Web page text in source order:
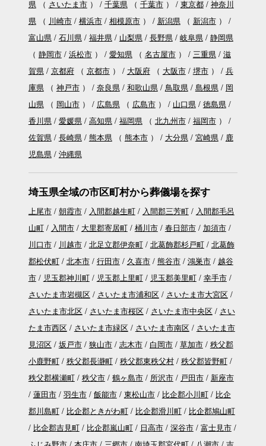
県（ さいたま市） 千葉県（ 千葉市） 東京都
神奈川
県（ 川崎市 横浜市 相模原市） 新潟県（ 新潟市）
富山県
石川県 福井県 山梨県 長野県 岐阜県
静岡県
（ 静岡市 浜松市） 愛知県（ 名古屋市） 三重県
滋
賀県
京都府（ 京都市） 大阪府（ 大阪市 堺市）
兵
庫県（ 神戸市） 奈良県 和歌山県 鳥取県 島根県
岡
山県（ 岡山市） 広島県（ 広島市） 山口県
徳島県
香川県
愛媛県 高知県 福岡県（ 北九州市 福岡市）
佐賀県
長崎県 熊本県（ 熊本市） 大分県 宮崎県
鹿
児島県
沖縄県
埼玉県全域の市区町村から葬儀場を探す
上尾市 朝霞市 入間郡越生町 入間郡三芳町
入間郡毛呂
山町
入間市 大里郡寄居町 桶川市 春日部市
加須市
川口市
川越市 北足立郡伊奈町 北葛飾郡杉戸町
北葛飾
郡松伏町
北本市 行田市 久喜市 熊谷市 鴻巣市
越谷
市
児玉郡神川町 児玉郡上里町 児玉郡美里町
幸手市
さいたま市岩槻区
さいたま市浦和区
さいたま市大宮区
さいたま市北区
さいたま市桜区 さいたま市中央区
さい
たま市西区
さいたま市緑区 さいたま市南区
さいたま市
見沼区
坂戸市 狭山市 志木市 白岡市 草加市
秩父郡
小鹿野町
秩父郡長瀞町 秩父郡東秩父村
秩父郡皆野町
秩父郡横瀬町
秩父市 鶴ヶ島市 所沢市 戸田市
新座市
蓮田市
羽生市 飯能市 東松山市 比企郡小川町
比企
郡川島町
比企郡ときがわ町 比企郡滑川町
比企郡鳩山町
比企郡吉見町
比企郡嵐山町 日高市 深谷市
富士見市
ふじみ野市
本庄市 三郷市 南埼玉郡宮代町 八潮市
吉